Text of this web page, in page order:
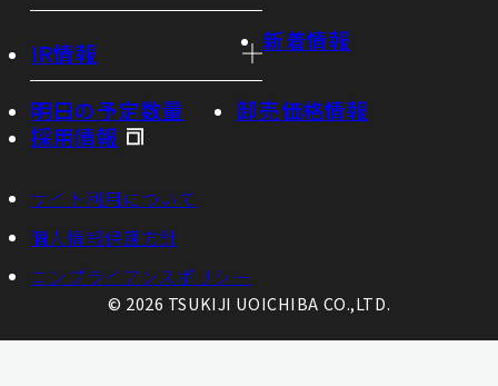
IR情報 新着情報
明日の予定数量
卸売価格情報
採用情報
サイト利用について
個人情報保護方針
コンプライアンスポリシー
© 2026 TSUKIJI UOICHIBA CO.,LTD.